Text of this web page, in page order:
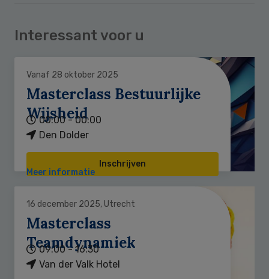
Interessant voor u
Vanaf 28 oktober 2025
Masterclass Bestuurlijke
Wijsheid
00:00 - 00:00
Den Dolder
Inschrijven
Meer informatie
16 december 2025, Utrecht
Masterclass
Teamdynamiek
09:00 - 16:30
Van der Valk Hotel